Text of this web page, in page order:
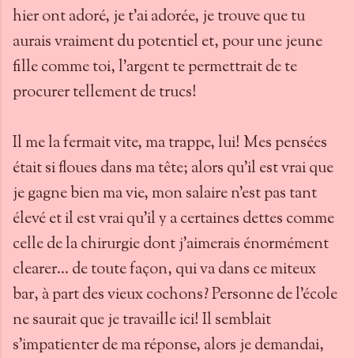
hier ont adoré, je t’ai adorée, je trouve que tu
aurais vraiment du potentiel et, pour une jeune
fille comme toi, l’argent te permettrait de te
procurer tellement de trucs!
Il me la fermait vite, ma trappe, lui! Mes pensées
était si floues dans ma tête; alors qu'il est vrai que
je gagne bien ma vie, mon salaire n'est pas tant
élevé et il est vrai qu'il y a certaines dettes comme
celle de la chirurgie dont j'aimerais énormément
clearer... de toute façon, qui va dans ce miteux
bar, à part des vieux cochons? Personne de l'école
ne saurait que je travaille ici! Il semblait
s'impatienter de ma réponse, alors je demandai,